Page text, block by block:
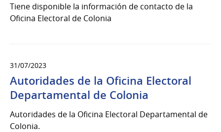
Tiene disponible la información de contacto de la
Oficina Electoral de Colonia
31/07/2023
Autoridades de la Oficina Electoral
Departamental de Colonia
Autoridades de la Oficina Electoral Departamental de
Colonia.